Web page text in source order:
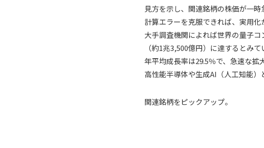
見方を示し、関連銘柄の株価が一時
計算エラーを克服できれば、実用化
大手調査機関によれば世界の量子
（約1兆3,500億円）に達するとみて
年平均成長率は29.5％で、急速な拡
高性能半導体や生成AI（人工知能）
関連銘柄をピックアップ。